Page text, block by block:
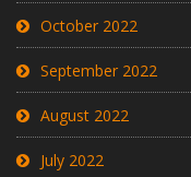
October 2022
September 2022
August 2022
July 2022